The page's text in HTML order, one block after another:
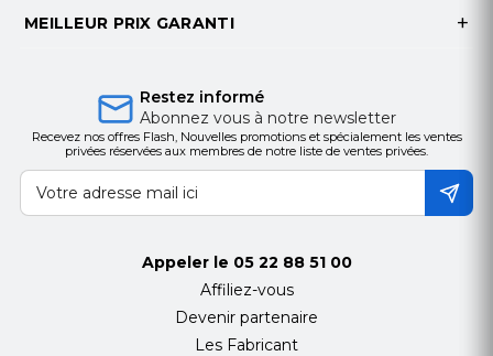
MEILLEUR PRIX GARANTI
Restez informé
Abonnez vous à notre newsletter
Recevez nos offres Flash, Nouvelles promotions et spécialement les ventes
privées réservées aux membres de notre liste de ventes privées.
Appeler le 05 22 88 51 00
Affiliez-vous
Devenir partenaire
Les Fabricant